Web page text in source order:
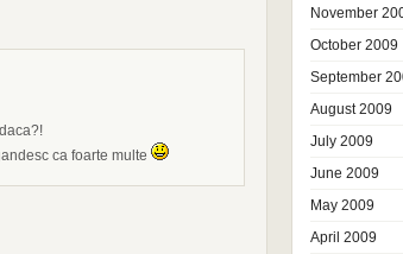
ca foarte multe
November
October 2009
September
August 2009
July 2009
June 2009
May 2009
April 2009